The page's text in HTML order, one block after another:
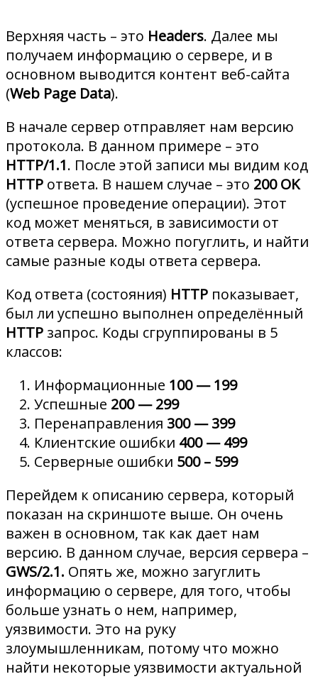
Верхняя часть – это Headers. Далее мы
получаем информацию о сервере, и в
основном выводится контент веб-сайта
(Web Page Data).
В начале сервер отправляет нам версию
протокола. В данном примере – это
HTTP/1.1. После этой записи мы видим код
HTTP ответа. В нашем случае – это 200 OK
(успешное проведение операции). Этот
код может меняться, в зависимости от
ответа сервера. Можно погуглить, и найти
самые разные коды ответа сервера.
Код ответа (состояния) HTTP показывает,
был ли успешно выполнен определённый
HTTP запрос. Коды сгруппированы в 5
классов:
Информационные 100 — 199
Успешные 200 — 299
Перенаправления 300 — 399
Клиентские ошибки 400 — 499
Серверные ошибки 500 – 599
Перейдем к описанию сервера, который
показан на скриншоте выше. Он очень
важен в основном, так как дает нам
версию. В данном случае, версия сервера –
GWS/2.1. Опять же, можно загуглить
информацию о сервере, для того, чтобы
больше узнать о нем, например,
уязвимости. Это на руку
злоумышленникам, потому что можно
найти некоторые уязвимости актуальной